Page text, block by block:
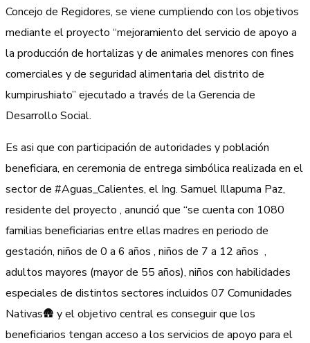
Concejo de Regidores, se viene cumpliendo con los objetivos
mediante el proyecto “mejoramiento del servicio de apoyo a
la producción de hortalizas y de animales menores con fines
comerciales y de seguridad alimentaria del distrito de
kumpirushiato” ejecutado a través de la Gerencia de
Desarrollo Social.
Es asi que con participación de autoridades y población
beneficiara, en ceremonia de entrega simbólica realizada en el
sector de #Aguas_Calientes, el Ing. Samuel Illapuma Paz,
residente del proyecto , anunció que “se cuenta con 1080
familias beneficiarias entre ellas madres en periodo de
gestación, niños de 0 a 6 años , niños de 7 a 12 años ,
adultos mayores (mayor de 55 años), niños con habilidades
especiales de distintos sectores incluidos 07 Comunidades
Nativas🛖 y el objetivo central es conseguir que los
beneficiarios tengan acceso a los servicios de apoyo para el